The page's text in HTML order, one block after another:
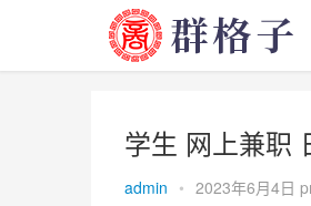
学生 网上兼职
admin • 2023年6月4日